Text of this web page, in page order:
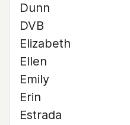
Dunn
DVB
Elizabeth
Ellen
Emily
Erin
Estrada